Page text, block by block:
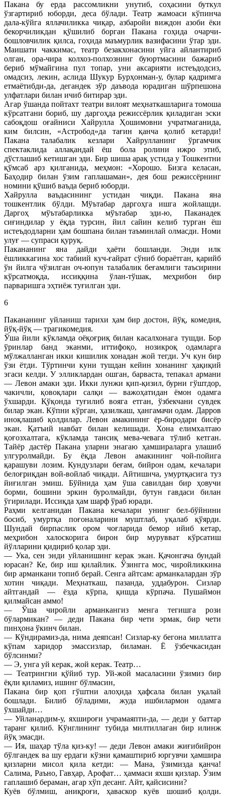
Пакана бу ерда рассомликни унутиб, соҳасини буткул
ўзгартириб юборди, деса бўлади. Театр жамоаси кўпинча
дала-кўйга яллачиликка чиқар, азбаройи виждон азоби ёки
бекорчиликдан қўшилиб борган Пакана гоҳида очарчи-
бошловчилик қилса, гоҳида маъмурлик вазифасини ўтар эди.
Маишати чаккимас, театр безакхонасини уйга айлантириб
олган, ора-чира колхоз-полхознинг буюртмасини бажариб
бериб мўмайгина пул топар, уни аксарияти истеъдодсиз,
омадсиз, лекин, аслида Шукур Бурҳонман-у, булар қадримга
етмаётибди-да, дегандек зўр даъвода юрадиган шўрпешона
улфатлари билан ичиб битирар эди.
Агар ўшанда пойтахт театри вилоят меҳнаткашларига томоша
кўрсатгани бориб, шу даргоҳда режиссёрлик қиладиган эски
сабоқдош оғайниси Хайрулла Ҳошимовни учратмаганида,
ким билсин, «Астробод»да тағин қанча қолиб кетарди!
Пакана талабалик кезлари Хайрулланинг ўргамчик
спектаклида аллақандай ёш бола ролини ижро этиб,
дўстлашиб кетишган эди. Бир шиша арақ устида у Тошкентни
қўмсаб арз қилганида, меҳмон: «Хорошо. Бизга келасан,
Баҳодир билан ўзим гаплашаман», дея бош режиссёрнинг
номини қўшиб ваъда бериб юборди.
Хайрулла ваъдасининг устидан чиқди. Пакана яна
тошкентлик бўлди. Мўътабар даргоҳга ишга жойлашди.
Даргоҳ мўътабарликка мўътабар эди-ю, Паканадек
сиғиндилар у ёқда турсин, йил сайин келиб турган ёш
истеъдодларни ҳам бошпана билан таъминлай олмасди. Номи
улуғ — супраси қуруқ.
Пакананинг яна дайди ҳаёти бошланди. Энди илк
ёшликкагина хос табиий куч-ғайрат сўниб бораётган, қарийб
ўн йилга чўзилган оч-юпун талабалик беғамлиги таъсирини
кўрсатмоқда, иссиққина ўлан-тўшак, меҳрибон бир
парваришга эҳтиёж туғилган эди.
6
Пакананинг уйланиш тарихи ҳам бир достон, йўқ, комедия,
йўқ-йўқ — трагикомедия.
Ўша йили кўкламда оёқоғриқ билан касалхонага тушди. Бор
ўринлар банд эканми, иттифоқо, нозикроқ одамларга
мўлжалланган икки кишилик хонадан жой тегди. Уч кун бир
ўзи ётди. Тўртинчи куни тушдан кейин хонанинг ҳақиқий
эгаси келди. У элликлардан ошган, барваста, тепакал армани
— Левон амаки эди. Икки лунжи қип-қизил, бурни гўштдор,
чакичли, қовоқлари салқи — важоҳатидан ёмон одамга
ўхшарди. Қўқонда туғилиб вояга етган, ўзбекчани сувдек
билар экан. Кўпни кўрган, ҳазилкаш, ҳангамачи одам. Дарров
иноқлашиб қолдилар. Левон амакининг ёр-биродари бисёр
экан. Қатъий навбат билан келишади. Хона елимхалтаю
қоғозхалтага, кўкламда тансиқ мева-чевага тўлиб кетган.
Тайёр дастёр Пакана уларни энагаю ҳамшираларга улашиб
улгуролмайди. Бу ёқда Левон амакининг чой-пойига
қарашуви лозим. Кундузлари беғам, бийрон одам, кечалари
белоғриқдан вой-войлаб чиқади. Айтишича, умуртқасига туз
йиғилган эмиш. Бўйнида ҳам ўша савилдан бир ҳовучи
борми, бошини эркин буролмайди, бутун гавдаси билан
ўгирилади. Иссиқда ҳам шарф ўраб юради.
Раҳми келганидан Пакана кечалари унинг бел-бўйнини
босиб, умуртқа поғоналарини муштлаб, уқалаб қўярди.
Шундай бирпаслик ором чоғларида бемор ийиб кетар,
меҳрибон халоскорига бирон бир мурувват кўрсатиш
йўлларини қидириб қолар эди.
— Ука, сен энди уйланишинг керак экан. Қачонгача бундай
юрасан? Ке, бир иш қилайлик. Ўзингга мос, чиройликкина
бир арманкани топиб берай. Сенга айтсам: арманкалардан зўр
хотин чиқади. Меҳнаткаш, пазанда, уддабурон. Сизлар
айтгандай — ёзда кўрпа, қишда кўрпача. Пушаймон
қилмайсан аммо!
— Ўша чиройли арманкангиз менга тегишга рози
бўлармикан? — деди Пакана бир чети эрмак, бир чети
пинҳона ўкинч билан.
— Кўндирамиз-да, нима деяпсан! Сизлар-ку бегона миллатга
кўпам харидор эмассизлар, биламан. Ё ўзбечкасидан
бўлсинми?
— Э, унга уй керак, жой керак. Театр…
— Театрингни қўйиб тур. Уй-жой масаласини ўзимиз бир
ёқли қиламиз, ишинг бўлмасин,
Пакана бир қоп гўштни алоҳида ҳафсала билан уқалай
бошлади. Билиб бўладими, жуда ишбилармон одамга
ўхшайди…
— Уйланардим-у, яхшироғи учрамаяпти-да, — деди у баттар
таранг қилиб. Кўнглининг тубида милтиллаган бир илинж
йўқ эмасди.
— Ия, шаҳар тўла қиз-ку! — деди Левон амаки жиғибийрон
бўлгандек ва шу ердаги кўзни қамаштириб юргувчи ҳамшира
қизларни мисол қила кетди: — Мана, ўзимизда қанча!
Салима, Раъно, Гавҳар, Арофат… ҳаммаси яхши қизлар. Ўзим
гаплашиб бераман, агар хўп десанг. Айт, қайсисини?
Куёв бўлмиш, аниқроғи, ҳаваскор куёв шошиб қолди.